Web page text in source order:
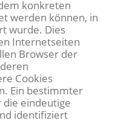
konkreten
werden können, in
wurde. Dies
Internetseiten
Browser der
Cookies
Ein bestimmter
eindeutige
identifiziert